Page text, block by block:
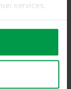
services.